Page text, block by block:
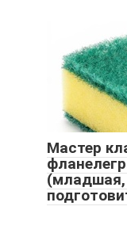
Мастер
(младшая,